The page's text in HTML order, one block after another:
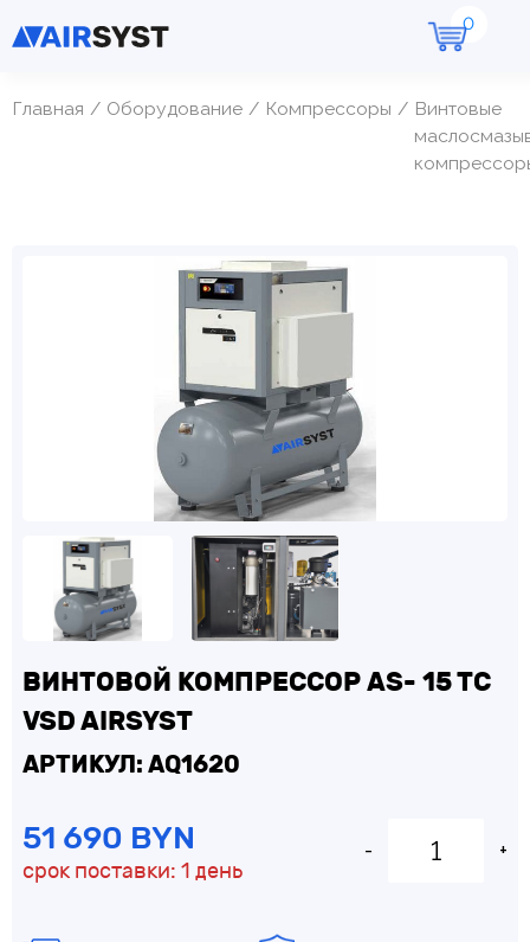
Главная Оборудование Компрессоры
Винтовые
ВИНТОВОЙ КОМПРЕССОР AS- 15 TC
VSD AIRSYST
АРТИКУЛ: AQ1620
51 690 BYN
срок поставки: 1 день
- +